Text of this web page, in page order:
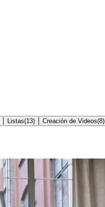
Listas(13) Creación de Videos(8)